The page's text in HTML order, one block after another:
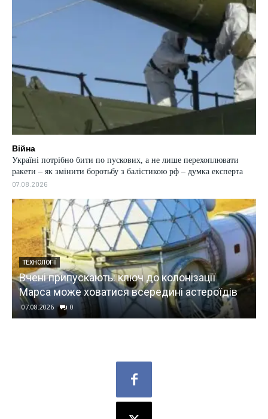
Війна
Україні потрібно бити по пускових, а не лише перехоплювати
ракети – як змінити боротьбу з балістикою рф – думка експерта
07.08.2026
ТЕХНОЛОГІЇ
Вчені припускають: ключ до колонізації
Марса може ховатися всередині астероїдів
07.08.2026 0